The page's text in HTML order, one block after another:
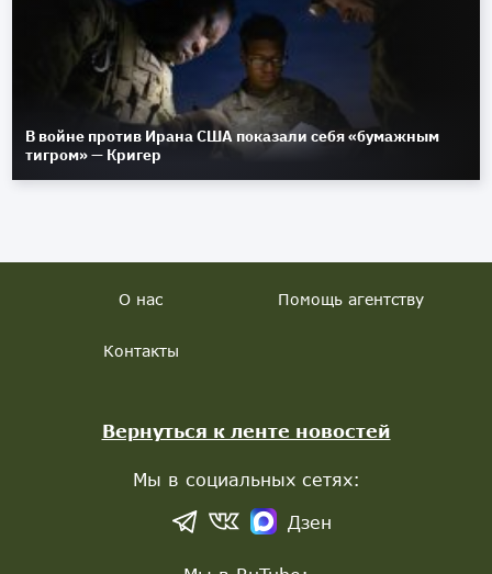
В войне против Ирана США показали себя «бумажным
тигром» — Кригер
О нас Помощь агентству
Контакты
Вернуться к ленте новостей
Мы в социальных сетях:
Дзен